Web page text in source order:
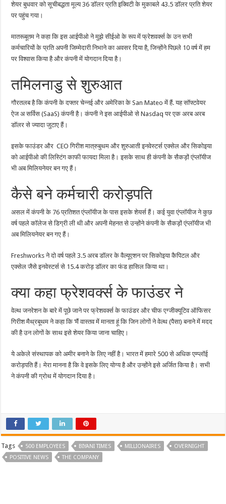
शेयर बुधवार को सूचीबद्धता मूल्य 36 डॉलर प्रति इक्विटी के मुकाबले 43.5 डॉलर प्रति शेयर
पर पहुंच गया।
मातरूबूतम ने कहा कि इस आईपीओ ने मुझे सीईओ के रूप में फ्रेशवर्क्स के उन सभी
कर्मचारियों के प्रति अपनी जिम्मेदारी निभाने का अवसर दिया है, जिन्होंने पिछले 10 वर्ष में हम
पर विश्वास किया है और कंपनी में योगदान दिया है।
तमिलनाडु से शुरुआत
गौरतलब है कि कंपनी के दफ्तर चेन्नई और अमेरिका के San Mateo में हैं. यह सॉफ्टवेयर
ऐज अ सर्विस (SaaS) कंपनी है। कंपनी ने इस आईपीओ से Nasdaq पर एक अरब अरब
डॉलर से ज्यादा जुटाए हैं।
इसके फाउंडर और CEO गिरीश मात्रुबुथम और शुरुआती इनवेस्टर्स एक्सेल और सिकोइया
को आईपीओ की लिस्ट‍िंग काफी फायदा मिला है। इसके साथ ही कंपनी के सैकड़ों एंप्लॉयीज
भी अब मिलियनेयर बन गए हैं।
कैसे बने कर्मचारी करोड़पति
असल में कंपनी के 76 प्रतिशत एंप्लॉयीज के पास इसके शेयर्स हैं। कई युवा एंप्लॉयीज ने कुछ
वर्ष पहले कॉलेज से डिग्री ली थी और अपनी मेहनत से उन्होंने कंपनी के सैकड़ों एंप्लॉयीज भी
अब मिलियनेयर बन गए हैं।
Freshworks ने दो वर्ष पहले 3.5 अरब डॉलर के वैल्यूएशन पर सिकोइया कैपिटल और
एक्सेल जैसे इनवेस्टर्स से 15.4 करोड़ डॉलर का फंड हासिल किया था।
क्या कहा फ्रेशवर्क्स के फाउंडर ने
वेल्थ जनरेशन के बारे में पूछे जाने पर फ्रेशवर्क्स के फाउंडर और चीफ एग्जीक्यूटिव ऑफिसर
गिरीश मैथ्रबूथम ने कहा कि ‘मैं वास्तव में मानता हूं कि जिन लोगों ने वेल्थ (पैसा) बनाने में मदद
की है उन लोगों के साथ इसे शेयर किया जाना चाहिए।
ये अकेले संस्थापक को अमीर बनाने के लिए नहीं है। भारत में हमारे 500 से अधिक एम्प्लॉई
करोड़पति हैं। मेरा मानना है कि वे इसके लिए योग्य है और उन्होंने इसे अर्जित किया है। सभी
ने कंपनी की ग्रोथ में योगदान दिया है।
Tags 500 EMPLOYEES BIYANI TIMES MILLIONAIRES
OVERNIGHT
POSITIVE NEWS
THE COMPANY